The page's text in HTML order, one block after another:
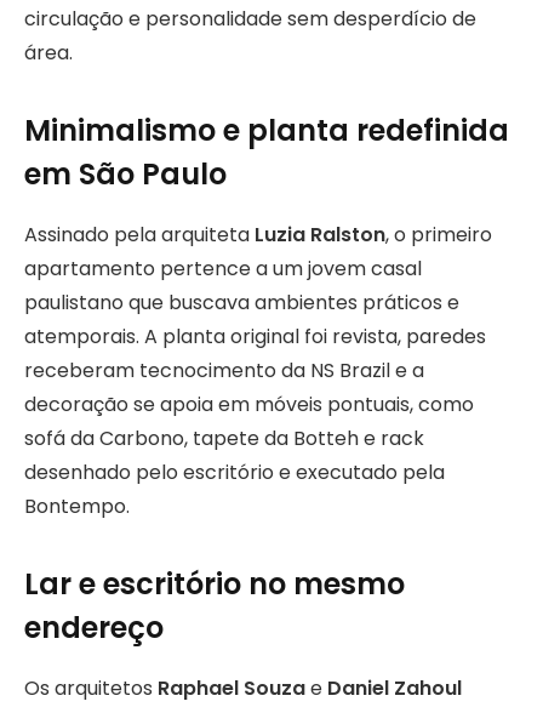
circulação e personalidade sem desperdício de
área.
Minimalismo e planta redefinida
em São Paulo
Assinado pela arquiteta Luzia Ralston, o primeiro
apartamento pertence a um jovem casal
paulistano que buscava ambientes práticos e
atemporais. A planta original foi revista, paredes
receberam tecnocimento da NS Brazil e a
decoração se apoia em móveis pontuais, como
sofá da Carbono, tapete da Botteh e rack
desenhado pelo escritório e executado pela
Bontempo.
Lar e escritório no mesmo
endereço
Os arquitetos Raphael Souzae Daniel Zahoul